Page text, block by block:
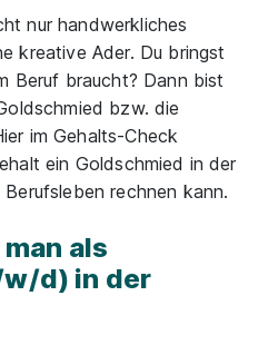
nur handwerkliches
kreative Ader. Du bringst
Beruf braucht? Dann bist
bzw. die
im Gehalts-Check
ein Goldschmied in der
rechnen kann.
als
d) in der